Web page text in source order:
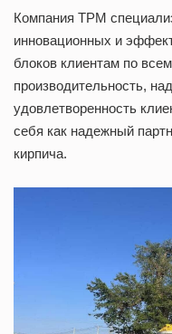
Компания TPM
инновационных и
блоков клиентам по
производительность,
удовлетворенность
себя как надежный
кирпича.